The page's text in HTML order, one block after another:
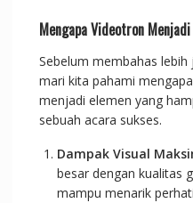
Mengapa Videotron
Sebelum membahas
mari kita pahami
menjadi elemen yang
sebuah acara sukses.
Dampak Visual
besar dengan kualitas
mampu menarik